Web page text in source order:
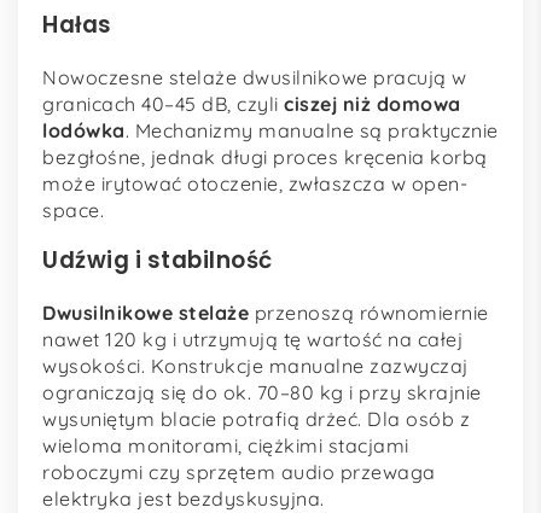
Hałas
Nowoczesne stelaże dwusilnikowe pracują w
granicach 40–45 dB, czyli ciszej niż domowa
lodówka. Mechanizmy manualne są praktycznie
bezgłośne, jednak długi proces kręcenia korbą
może irytować otoczenie, zwłaszcza w open-
space.
Udźwig i stabilność
Dwusilnikowe stelaże przenoszą równomiernie
nawet 120 kg i utrzymują tę wartość na całej
wysokości. Konstrukcje manualne zazwyczaj
ograniczają się do ok. 70–80 kg i przy skrajnie
wysuniętym blacie potrafią drżeć. Dla osób z
wieloma monitorami, ciężkimi stacjami
roboczymi czy sprzętem audio przewaga
elektryka jest bezdyskusyjna.